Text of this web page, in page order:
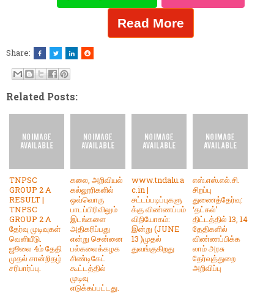
Read More
Share:
Related Posts:
TNPSC
GROUP 2 A
RESULT |
TNPSC
GROUP 2 A
தேர்வு முடிவுகள்
வெளியீடு.
ஜூலை 4ம் தேதி
முதல் சான்றிதழ்
சரிபார்ப்பு.
கலை, அறிவியல்
கல்லூரிகளில்
ஒவ்வொரு
பாடப்பிரிவிலும்
இடங்களை
அதிகரிப்பது
என்று சென்னை
பல்கலைக்கழக
சிண்டிகேட்
கூட்டத்தில்
முடிவு
எடுக்கப்பட்டது.
www.tndalu.a
c.in |
சட்டப்படிப்புகளு
க்கு விண்ணப்பம்
விநியோகம்:
இன்று (JUNE
13 )முதல்
துவங்குகிறது
எஸ்.எஸ்.எல்.சி.
சிறப்பு
துணைத்தேர்வு:
‘தட்கல்’
திட்டத்தில் 13, 14
தேதிகளில்
விண்ணப்பிக்க
லாம் அரசு
தேர்வுத்துறை
அறிவிப்பு